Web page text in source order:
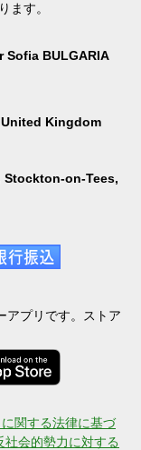
ます。
BULGARIA
United Kingdom
Stockton-on-Tees,
アプリです。ストア
関する法律に基づ
社会的勢力に対する